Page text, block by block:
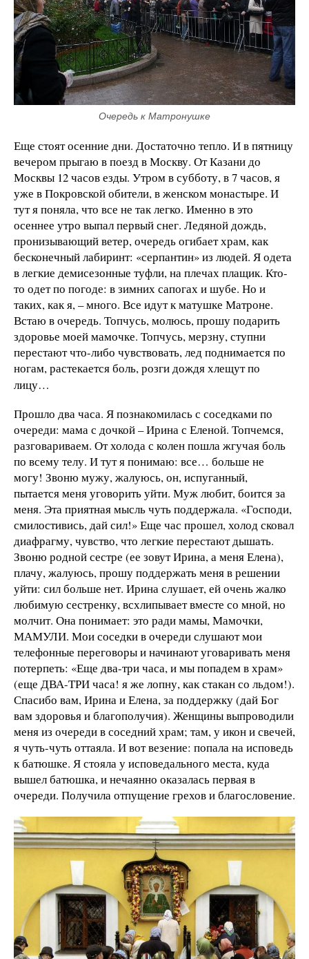
Очередь к Матронушке
Еще стоят осенние дни. Достаточно тепло. И в пятницу
вечером прыгаю в поезд в Москву. От Казани до
Москвы 12 часов езды. Утром в субботу, в 7 часов, я
уже в Покровской обители, в женском монастыре. И
тут я поняла, что все не так легко. Именно в это
осеннее утро выпал первый снег. Ледяной дождь,
пронизывающий ветер, очередь огибает храм, как
бесконечный лабиринт: «серпантин» из людей. Я одета
в легкие демисезонные туфли, на плечах плащик. Кто-
то одет по погоде: в зимних сапогах и шубе. Но и
таких, как я, – много. Все идут к матушке Матроне.
Встаю в очередь. Топчусь, молюсь, прошу подарить
здоровье моей мамочке. Топчусь, мерзну, ступни
перестают что-либо чувствовать, лед поднимается по
ногам, растекается боль, розги дождя хлещут по
лицу…
Прошло два часа. Я познакомилась с соседками по
очереди: мама с дочкой – Ирина с Еленой. Топчемся,
разговариваем. От холода с колен пошла жгучая боль
по всему телу. И тут я понимаю: все… больше не
могу! Звоню мужу, жалуюсь, он, испуганный,
пытается меня уговорить уйти. Муж любит, боится за
меня. Эта приятная мысль чуть поддержала. «Господи,
смилостивись, дай сил!» Еще час прошел, холод сковал
диафрагму, чувство, что легкие перестают дышать.
Звоню родной сестре (ее зовут Ирина, а меня Елена),
плачу, жалуюсь, прошу поддержать меня в решении
уйти: сил больше нет. Ирина слушает, ей очень жалко
любимую сестренку, всхлипывает вместе со мной, но
молчит. Она понимает: это ради мамы, Мамочки,
МАМУЛИ. Мои соседки в очереди слушают мои
телефонные переговоры и начинают уговаривать меня
потерпеть: «Еще два-три часа, и мы попадем в храм»
(еще ДВА-ТРИ часа! я же лопну, как стакан со льдом!).
Спасибо вам, Ирина и Елена, за поддержку (дай Бог
вам здоровья и благополучия). Женщины выпроводили
меня из очереди в соседний храм; там, у икон и свечей,
я чуть-чуть оттаяла. И вот везение: попала на исповедь
к батюшке. Я стояла у исповедального места, куда
вышел батюшка, и нечаянно оказалась первая в
очереди. Получила отпущение грехов и благословение.